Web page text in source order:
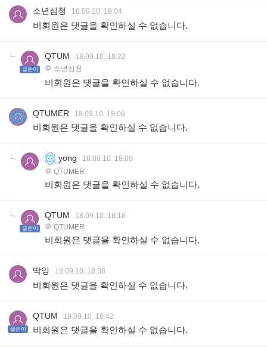
소년심청 18.09.10. 18:04
비회원은 댓글을 확인하실 수 없습니다.
글쓴이
QTUM
18.09.10. 18:22
소년심청
비회원은 댓글을 확인하실 수 없습니다.
QTUMER 18.09.10. 18:06
비회원은 댓글을 확인하실 수 없습니다.
yong
18.09.10. 18:09
QTUMER
비회원은 댓글을 확인하실 수 없습니다.
글쓴이
QTUM
18.09.10. 18:16
QTUMER
비회원은 댓글을 확인하실 수 없습니다.
딱잉 18.09.10. 18:38
비회원은 댓글을 확인하실 수 없습니다.
글쓴이
QTUM 18.09.10. 18:42
비회원은 댓글을 확인하실 수 없습니다.